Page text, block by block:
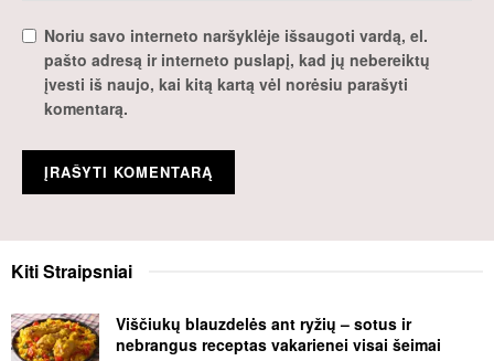
Noriu savo interneto naršyklėje išsaugoti vardą, el.
pašto adresą ir interneto puslapį, kad jų nebereiktų
įvesti iš naujo, kai kitą kartą vėl norėsiu parašyti
komentarą.
KitiStraipsniai
Viščiukų blauzdelės ant ryžių – sotus ir
nebrangus receptas vakarienei visai šeimai